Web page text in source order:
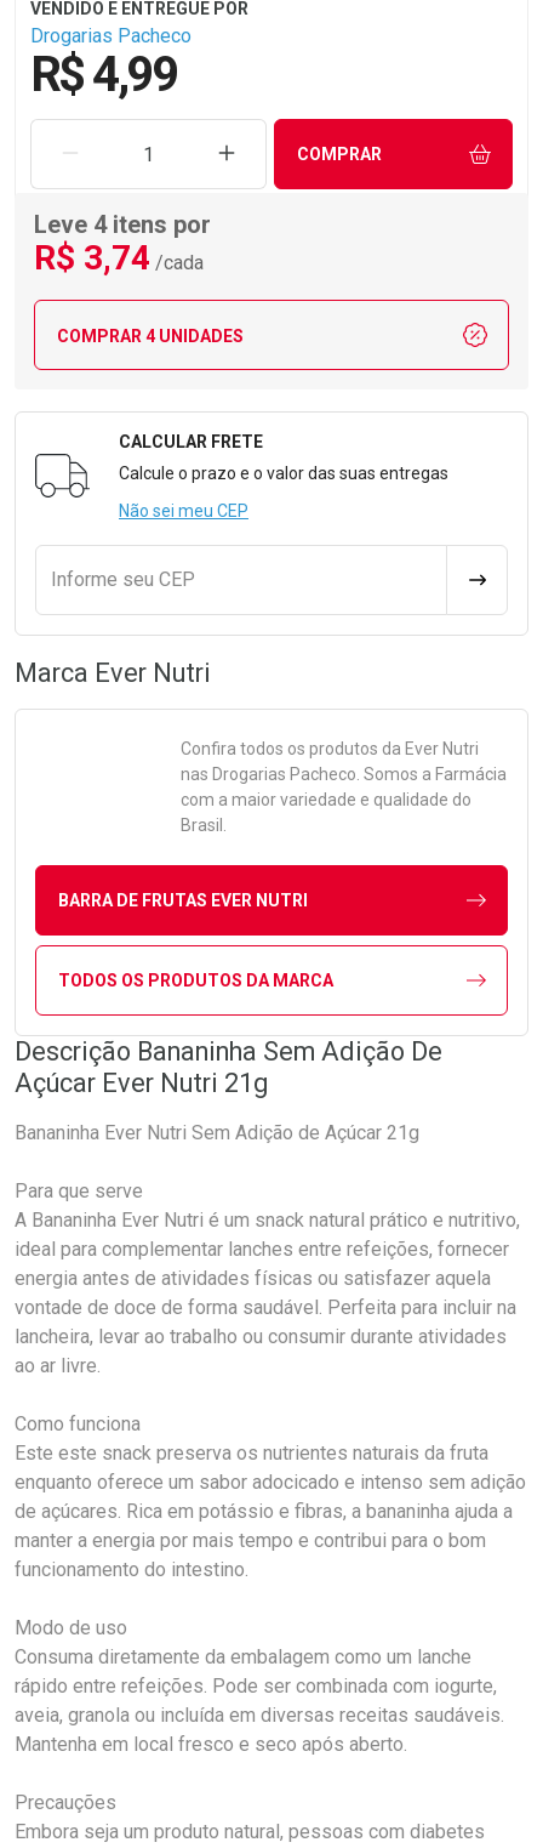
Drogarias Pacheco
R$ 4,99
REMOVER UMA UNIDADEAUMENTAR UMA UNIDADE
COMPRAR
Leve 4 itens por
R$ 3,74 /cada
COMPRAR 4 UNIDADES
Formulário para Calcular o Frete
CALCULAR FRETE
Calcule o prazo e o valor das suas entregas
Não sei meu CEP
Informe seu CEP
Marca Ever Nutri
Confira todos os produtos da Ever Nutri
nas Drogarias Pacheco. Somos a Farmácia
com a maior variedade e qualidade do
Brasil.
BARRA DE FRUTAS EVER NUTRI
TODOS OS PRODUTOS DA MARCA
Descrição Bananinha Sem Adição De
Açúcar Ever Nutri 21g
Bananinha Ever Nutri Sem Adição de Açúcar 21g
Para que serve
A Bananinha Ever Nutri é um snack natural prático e nutritivo,
ideal para complementar lanches entre refeições, fornecer
energia antes de atividades físicas ou satisfazer aquela
vontade de doce de forma saudável. Perfeita para incluir na
lancheira, levar ao trabalho ou consumir durante atividades
ao ar livre.
Como funciona
Este este snack preserva os nutrientes naturais da fruta
enquanto oferece um sabor adocicado e intenso sem adição
de açúcares. Rica em potássio e fibras, a bananinha ajuda a
manter a energia por mais tempo e contribui para o bom
funcionamento do intestino.
Modo de uso
Consuma diretamente da embalagem como um lanche
rápido entre refeições. Pode ser combinada com iogurte,
aveia, granola ou incluída em diversas receitas saudáveis.
Mantenha em local fresco e seco após aberto.
Precauções
Embora seja um produto natural, pessoas com diabetes